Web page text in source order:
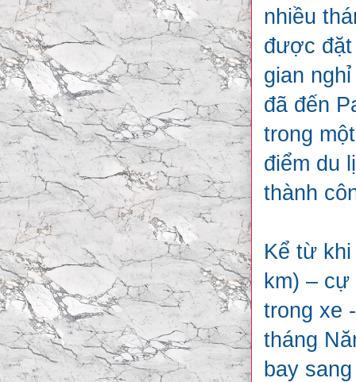
nhiều
được đặt
gian
đã đến
trong
điểm du
thành
Kể từ
km) –
trong xe
tháng
bay